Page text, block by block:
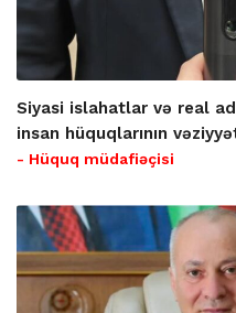
Siyasi islahatlar və real
insan hüquqlarının
- Hüquq müdafiəçisi